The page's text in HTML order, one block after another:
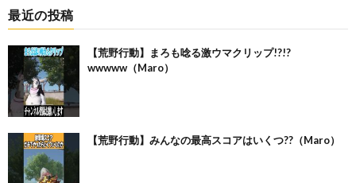
最近の投稿
【荒野行動】まろも唸る激ウマクリップ!?!?
wwwww（Maro）
【荒野行動】みんなの最高スコアはいくつ??（Maro）